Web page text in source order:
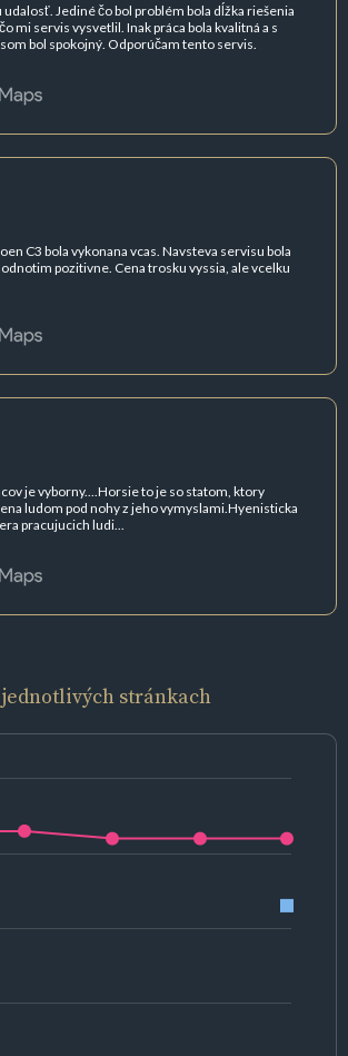
udalosť. Jediné čo bol problém bola dĺžka riešenia
mi servis vysvetlil. Inak práca bola kvalitná a s
bol spokojný. Odporúčam tento servis.
C3 bola vykonana vcas. Navsteva servisu bola
pozitivne. Cena trosku vyssia, ale vcelku
je vyborny....Horsie to je so statom, ktory
ludom pod nohy z jeho vymyslami.Hyenisticka
pracujucich ludi...
stránkach